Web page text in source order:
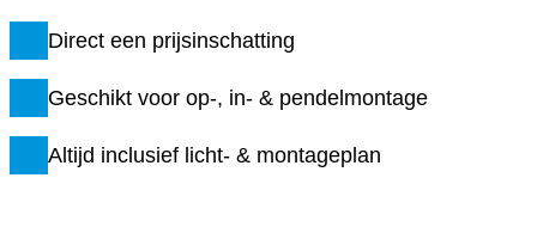
Direct een prijsinschatting
Geschikt voor op-, in- & pendelmontage
Altijd inclusief licht- & montageplan